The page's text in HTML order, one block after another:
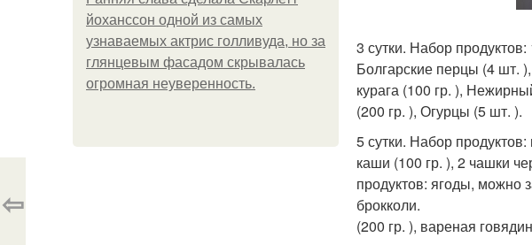
йоханссон одной из самых
узнаваемых актрис голливуда, но за
глянцевым фасадом скрывалась
огромная неуверенность.
3 сутки. Набор
Болгарские перцы (4 шт.
курага (100 гр. ),
(200 гр. ), Огурцы (5 шт. ).
5 сутки. Набор
каши (100 гр. ), 2 чашки
продуктов: ягоды, можно
брокколи.
(200 гр. ), вареная
⇦